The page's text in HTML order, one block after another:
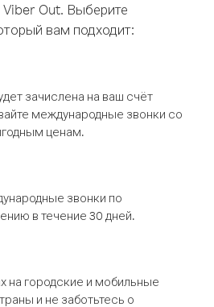
Out. Выберите
вам подходит:
зачислена на ваш счёт
международные звонки со
ценам.
звонки по
в течение 30 дней.
на городские и мобильные
и не заботьтесь о